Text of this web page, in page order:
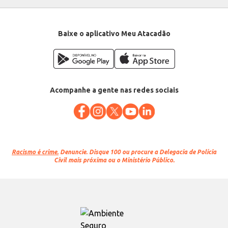
Baixe o aplicativo Meu Atacadão
Acompanhe a gente nas redes sociais
Racismo é crime. Denuncie. Disque 100 ou procure a Delegacia de Polícia
Civil mais próxima ou o Ministério Público.